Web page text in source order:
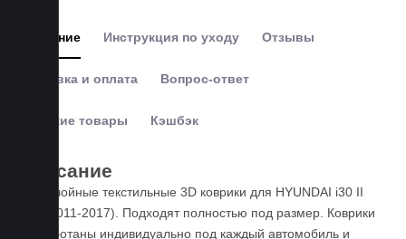
Описание Инструкция по уходу Отзывы
Доставка и оплата Вопрос-ответ
Похожие товары Кэшбэк
Описание
Пятислойные текстильные 3D коврики для HYUNDAI i30 II
(GD, 2011-2017). Подходят полностью под размер. Коврики
разработаны индивидуально под каждый автомобиль и